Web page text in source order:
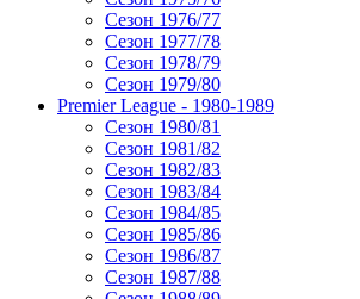
Сезон 1976/77
Сезон 1977/78
Сезон 1978/79
Сезон 1979/80
Premier League - 1980-1989
Сезон 1980/81
Сезон 1981/82
Сезон 1982/83
Сезон 1983/84
Сезон 1984/85
Сезон 1985/86
Сезон 1986/87
Сезон 1987/88